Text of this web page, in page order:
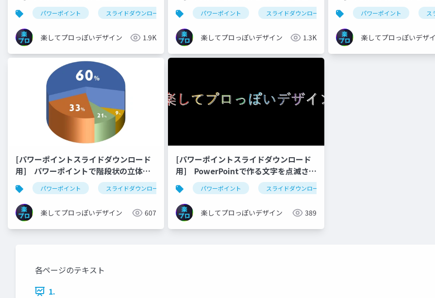
パワーポイント スライドダウンロード youtube
楽してプロっぽいデザイン 1.9K
させるアニメーション
パワーポイント スライドダウンロード youtube アニメーショ
楽してプロっぽいデザイン 1.3K
パワーポイント ス
楽してプロっぽいデザ
[パワーポイントスライドダウンロード
用] パワーポイントで階段状の立体円
グラフを作成する方法
パワーポイント スライドダウンロード youtube グラフ
楽してプロっぽいデザイン 607
[パワーポイントスライドダウンロード
用] PowerPointで作る文字を点滅させ
るアニメーション
パワーポイント スライドダウンロード
楽してプロっぽいデザイン 389
各ページのテキスト
1.